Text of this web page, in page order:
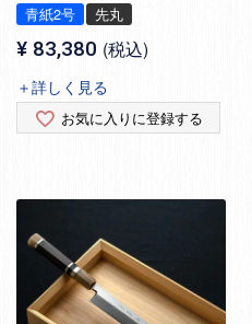
青紙2号 先丸
¥ 83,380 税込
＋詳しく見る
お気に入りに登録する